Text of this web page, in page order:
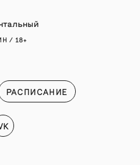
/ 18+
РАСПИСАНИЕ